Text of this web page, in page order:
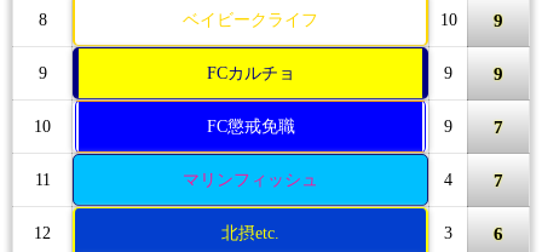
8 ベイビークライフ 10 9
9 FCカルチョ 9 9
10 FC懲戒免職 9 7
11 マリンフィッシュ 4 7
12 北摂etc. 3 6